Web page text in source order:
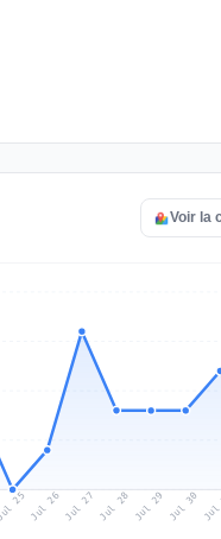
Voir la
25 Jul 26Jul 27 Jul 28 Jul 29 Jul 30